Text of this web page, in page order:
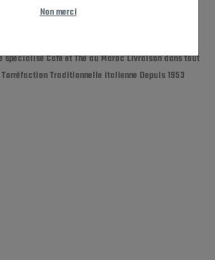
Non merci
spécialisé Café et Thé au Maroc Livraison dans tout
Traditionnelle italienne Depuis 1953